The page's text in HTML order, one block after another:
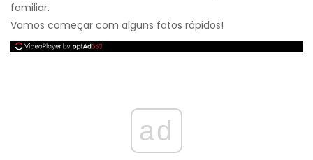
familiar.
Vamos começar com alguns fatos rápidos!
ad